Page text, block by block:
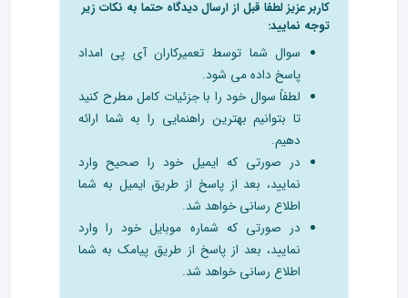
کاربر عزیز لطفا قبل از ارسال دیدگاه حتما به نکات زیر
توجه نمایید:
سوال شما توسط تعمیرکاران آی پی امداد
پاسخ داده می شود.
لطفاً سوال خود را با جزئیات کامل مطرح کنید
تا بتوانیم بهترین راهنمایی را به شما ارائه
دهیم.
در صورتی که ایمیل خود را صحیح وارد
نمایید، بعد از پاسخ از طریق ایمیل به شما
اطلاع رسانی خواهد شد.
در صورتی که شماره موبایل خود را وارد
نمایید، بعد از پاسخ از طریق پیامک به شما
اطلاع رسانی خواهد شد.